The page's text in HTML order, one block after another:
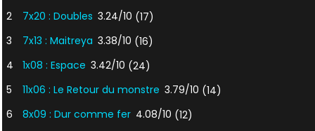
2
7x20 : Doubles 3.24/10 (17)
3
7x13 : Maitreya 3.38/10 (16)
4
1x08 : Espace 3.42/10 (24)
5
11x06 : Le Retour du monstre 3.79/10 (14)
6
8x09 : Dur comme fer 4.08/10 (12)